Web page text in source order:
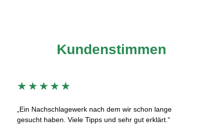
Kundenstimmen
★ ★ ★ ★ ★
„Ein Nachschlagewerk nach dem wir schon lange
gesucht haben. Viele Tipps und sehr gut erklärt.“